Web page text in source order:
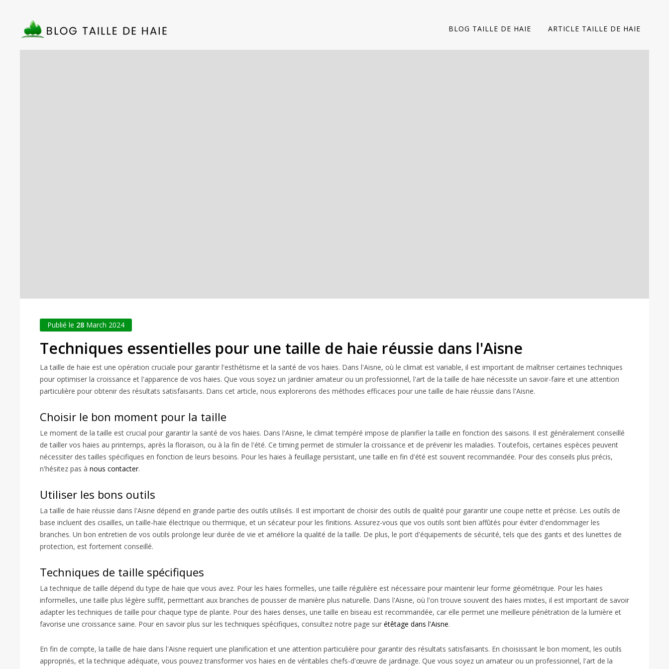
BLOG TAILLE DE HAIE ARTICLE TAILLE DE HAIE
Publié le 28 March 2024
Techniques essentielles pour une taille de haie réussie dans l'Aisne
La taille de haie est une opération cruciale pour garantir l'esthétisme et la santé de vos haies. Dans l'Aisne, où le climat est variable, il est important de maîtriser certaines techniques
pour optimiser la croissance et l'apparence de vos haies. Que vous soyez un jardinier amateur ou un professionnel, l'art de la taille de haie nécessite un savoir-faire et une attention
particulière pour obtenir des résultats satisfaisants. Dans cet article, nous explorerons des méthodes efficaces pour une taille de haie réussie dans l'Aisne.
Choisir le bon moment pour la taille
Le moment de la taille est crucial pour garantir la santé de vos haies. Dans l'Aisne, le climat tempéré impose de planifier la taille en fonction des saisons. Il est généralement conseillé
de tailler vos haies au printemps, après la floraison, ou à la fin de l'été. Ce timing permet de stimuler la croissance et de prévenir les maladies. Toutefois, certaines espèces peuvent
nécessiter des tailles spécifiques en fonction de leurs besoins. Pour les haies à feuillage persistant, une taille en fin d'été est souvent recommandée. Pour des conseils plus précis,
n'hésitez pas à nous contacter.
Utiliser les bons outils
La taille de haie réussie dans l'Aisne dépend en grande partie des outils utilisés. Il est important de choisir des outils de qualité pour garantir une coupe nette et précise. Les outils de
base incluent des cisailles, un taille-haie électrique ou thermique, et un sécateur pour les finitions. Assurez-vous que vos outils sont bien affûtés pour éviter d'endommager les
branches. Un bon entretien de vos outils prolonge leur durée de vie et améliore la qualité de la taille. De plus, le port d'équipements de sécurité, tels que des gants et des lunettes de
protection, est fortement conseillé.
Techniques de taille spécifiques
La technique de taille dépend du type de haie que vous avez. Pour les haies formelles, une taille régulière est nécessaire pour maintenir leur forme géométrique. Pour les haies
informelles, une taille plus légère suffit, permettant aux branches de pousser de manière plus naturelle. Dans l'Aisne, où l'on trouve souvent des haies mixtes, il est important de savoir
adapter les techniques de taille pour chaque type de plante. Pour des haies denses, une taille en biseau est recommandée, car elle permet une meilleure pénétration de la lumière et
favorise une croissance saine. Pour en savoir plus sur les techniques spécifiques, consultez notre page sur étêtage dans l'Aisne.
En fin de compte, la taille de haie dans l'Aisne requiert une planification et une attention particulière pour garantir des résultats satisfaisants. En choisissant le bon moment, les outils
appropriés, et la technique adéquate, vous pouvez transformer vos haies en de véritables chefs-d'œuvre de jardinage. Que vous soyez un amateur ou un professionnel, l'art de la